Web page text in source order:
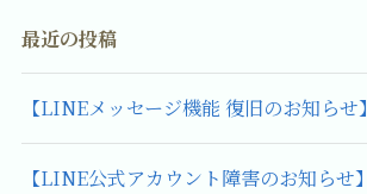
最近の投稿
【LINEメッセージ機能 復旧のお知らせ】
【LINE公式アカウント障害のお知らせ】